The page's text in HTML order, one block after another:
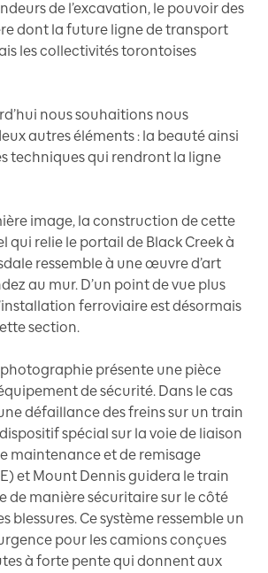
de l’excavation, le pouvoir des
dont la future ligne de transport
les collectivités torontoises
nous souhaitions nous
autres éléments : la beauté ainsi
techniques qui rendront la ligne
image, la construction de cette
qui relie le portail de Black Creek à
ressemble à une œuvre d’art
au mur. D’un point de vue plus
ferroviaire est désormais
section.
présente une pièce
de sécurité. Dans le cas
défaillance des freins sur un train
spécial sur la voie de liaison
maintenance et de remisage
et Mount Dennis guidera le train
de manière sécuritaire sur le côté
blessures. Ce système ressemble un
pour les camions conçues
à forte pente qui donnent aux